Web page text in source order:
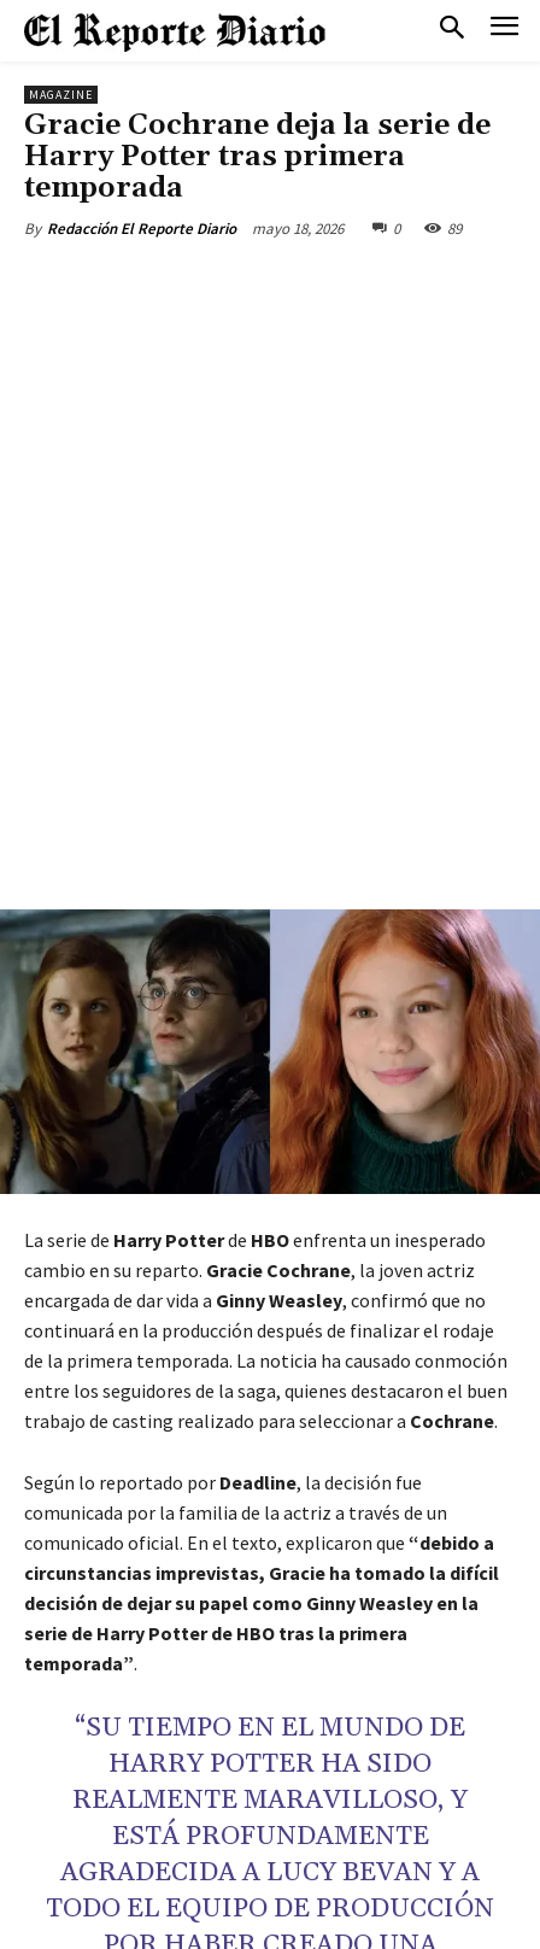
MAGAZINE
Gracie Cochrane deja la serie de
Harry Potter tras primera
temporada
By Redacción El Reporte Diario mayo 18, 2026 0 89
La serie de Harry Potterde HBOenfrenta un inesperado
cambio en su reparto. Gracie Cochrane, la joven actriz
encargada de dar vida a Ginny Weasley, confirmó que no
continuará en la producción después de finalizar el rodaje
de la primera temporada. La noticia ha causado conmoción
entre los seguidores de la saga, quienes destacaron el buen
trabajo de casting realizado para seleccionar a Cochrane.
Según lo reportado por Deadline, la decisión fue
comunicada por la familia de la actriz a través de un
comunicado oficial. En el texto, explicaron que “debido a
circunstancias imprevistas, Gracie ha tomado la difícil
decisión de dejar su papel como Ginny Weasley en la
serie de Harry Potter de HBO tras la primera
temporada”.
“SU TIEMPO EN EL MUNDO DE
HARRY POTTER HA SIDO
REALMENTE MARAVILLOSO, Y
ESTÁ PROFUNDAMENTE
AGRADECIDA A LUCY BEVAN Y A
TODO EL EQUIPO DE PRODUCCIÓN